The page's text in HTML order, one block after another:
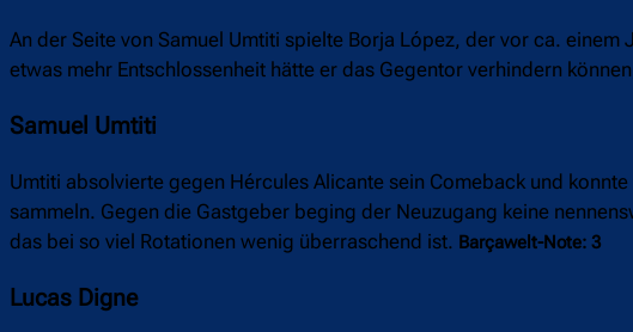
An der Seite von Samuel Umtiti spielte Borja López, der vor ca.
etwas mehr Entschlossenheit hätte er das Gegentor verhindern
Samuel Umtiti
Umtiti absolvierte gegen Hércules Alicante sein Comeback und
sammeln. Gegen die Gastgeber beging der Neuzugang keine
das bei so viel Rotationen wenig überraschend ist. Barçawelt-Note: 3
Lucas Digne